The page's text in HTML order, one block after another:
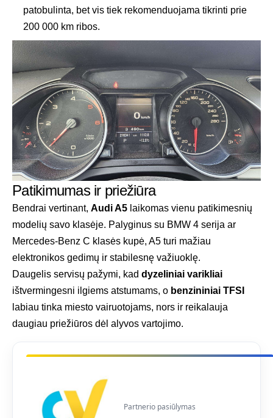
patobulinta, bet vis tiek rekomenduojama tikrinti prie
200 000 km ribos.
Patikimumas ir priežiūra
Bendrai vertinant, Audi A5 laikomas vienu patikimesnių
modelių savo klasėje. Palyginus su BMW 4 serija ar
Mercedes-Benz C klasės kupė, A5 turi mažiau
elektronikos gedimų ir stabilesnę važiuoklę.
Daugelis servisų pažymi, kad dyzeliniai varikliai
ištvermingesni ilgiems atstumams, o benzininiai TFSI
labiau tinka miesto vairuotojams, nors ir reikalauja
daugiau priežiūros dėl alyvos vartojimo.
Partnerio pasiūlymas